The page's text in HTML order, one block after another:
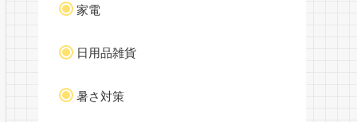
家電
日用品雑貨
暑さ対策